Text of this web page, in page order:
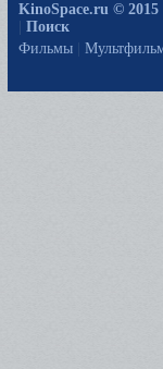
KinoSpace.ru © 2015
Поиск
Фильмы